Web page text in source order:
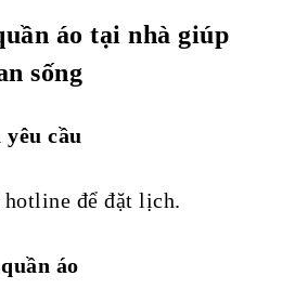
áo tại nhà giúp
sống
cầu
để đặt lịch.
áo